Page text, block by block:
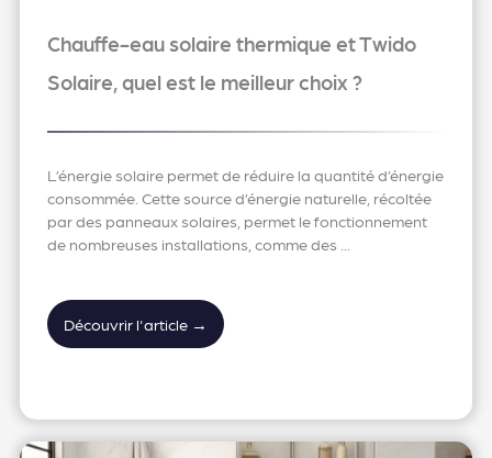
Chauffe-eau solaire thermique et Twido
Solaire, quel est le meilleur choix ?
L’énergie solaire permet de réduire la quantité d’énergie
consommée. Cette source d’énergie naturelle, récoltée
par des panneaux solaires, permet le fonctionnement
de nombreuses installations, comme des ...
Découvrir l'article →